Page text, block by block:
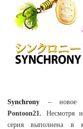
Synchrony – новое
Pontoon21.
Несмотря
серия выполнена в